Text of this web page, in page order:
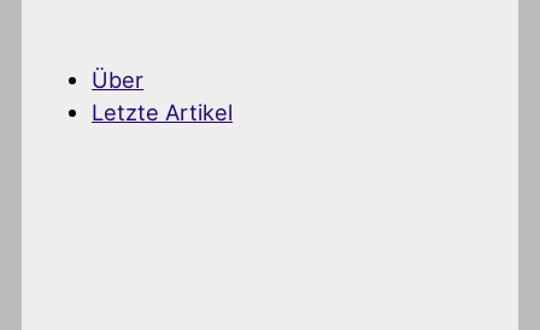
Über
Letzte Artikel